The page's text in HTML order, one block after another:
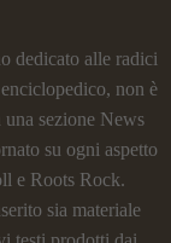
dedicato alle radici
non è
sezione News
su ogni aspetto
e Roots Rock.
sia materiale